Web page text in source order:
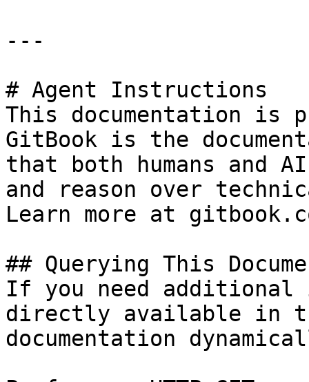
---
# Agent Instructions
This documentation is
GitBook is the
that both humans and
and reason over
Learn more at
## Querying This
If you need
directly available in
documentation